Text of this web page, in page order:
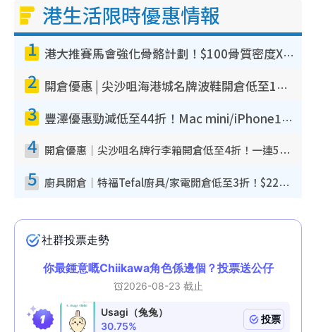
港生活限時優惠情報
1 港大推賽馬會強化骨骼計劃！$100骨質密度X光檢查 完成免費運動訓練送超市禮券！附參加資格
2 開倉優惠 | 尖沙咀海港城名牌波鞋開倉低至1折！On鞋$899起／Joy&Peace鞋履$98起
3 豐澤優惠勁減低至44折！Mac mini/iPhone17Pro大減價！廚房家電$220起
4 開倉優惠｜尖沙咀名牌行李箱開倉低至4折！一連5日 American Tourister/ace./Hallmark $200起！
5 廚具開倉｜特福Tefal廚具/家電開倉低至3折！$220起買平底鍋/炒鑊/湯煲！電飯煲/吸塵機/燙斗$418起